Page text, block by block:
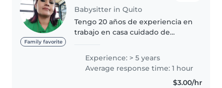
Family favorite
Babysitter in Quito
Tengo 20 años de experiencia en
trabajo en casa cuidado de
edad, que haceres domésticos,
cocina además responsable,
honrada, siempre llego puntual a
Experience: > 5 years
Average response time: 1 hour
$3.00/hr